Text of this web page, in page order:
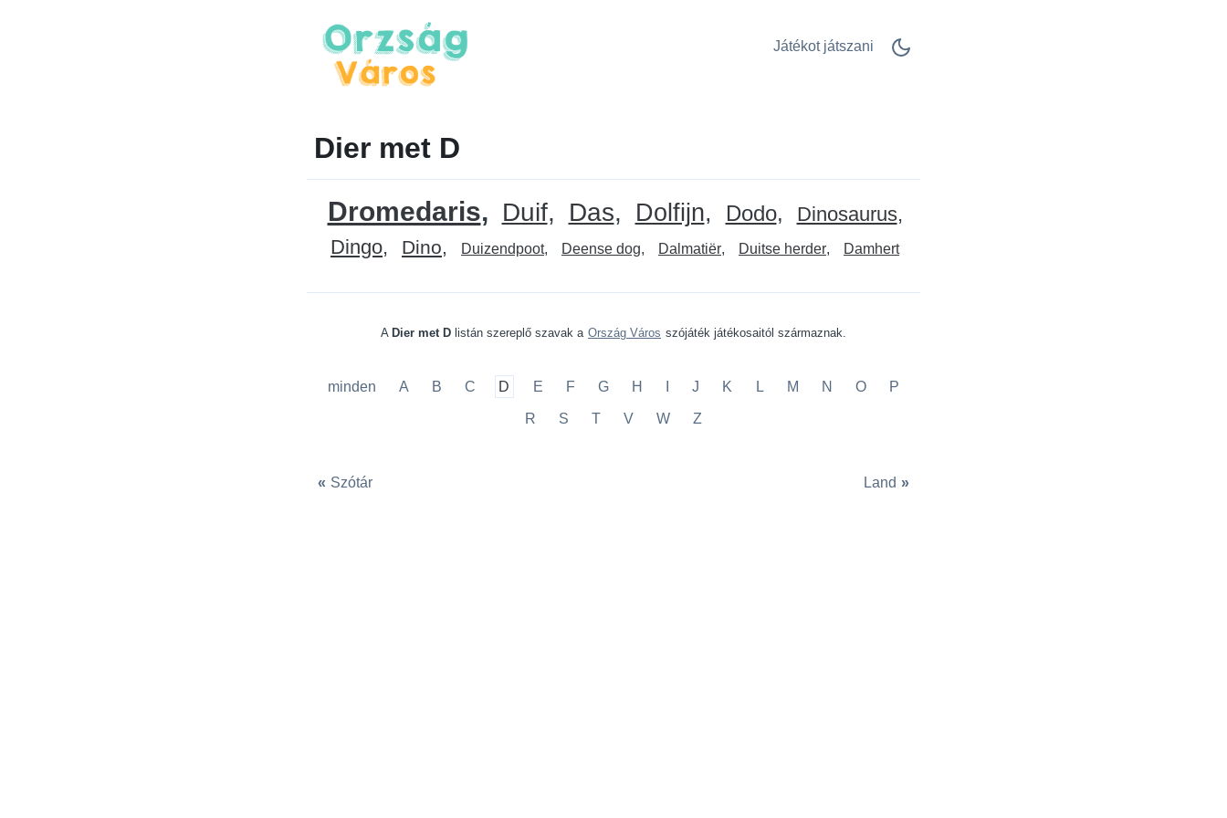
Játékot játszani
Dier met D
Dromedaris Duif Das Dolfijn Dodo
Dinosaurus
Dingo
Dino Duizendpoot Deense dog Dalmatiër Duitse herder Damhert
A Dier met D listán szereplő szavak a Ország Város szójáték játékosaitól származnak.
minden A B C D E F G H J K L M N O P
R S T V W Z
« Szótár Land »